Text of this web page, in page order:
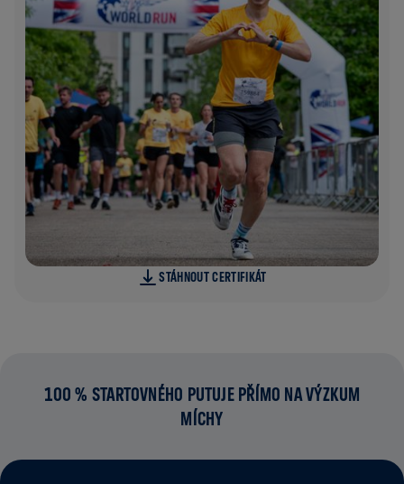
STÁHNOUT CERTIFIKÁT
100 % STARTOVNÉHO PUTUJE PŘÍMO NA VÝZKUM
MÍCHY